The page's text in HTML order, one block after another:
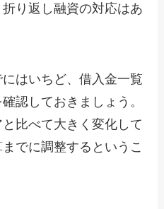
り返し融資の対応はあ
はいちど、借入金一覧
認しておきましょう。
比べて大きく変化して
でに調整するというこ